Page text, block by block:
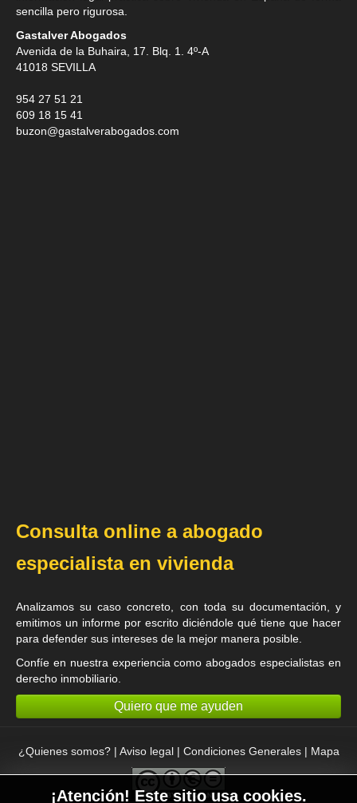
¡Atención! Este sitio usa cookies.
sencilla pero rigurosa.
Gastalver Abogados
Avenida de la Buhaira, 17. Blq. 1. 4º-A
41018 SEVILLA
954 27 51 21
609 18 15 41
buzon@gastalverabogados.com
Consulta online a abogado
especialista en vivienda
Analizamos su caso concreto, con toda su documentación, y
emitimos un informe por escrito diciéndole qué tiene que hacer
para defender sus intereses de la mejor manera posible.
Confíe en nuestra experiencia comoabogados especialistas en
derecho inmobiliario
Quiero que me ayuden
¿Quienes somos?| Aviso legal| Condiciones Generales| Mapa